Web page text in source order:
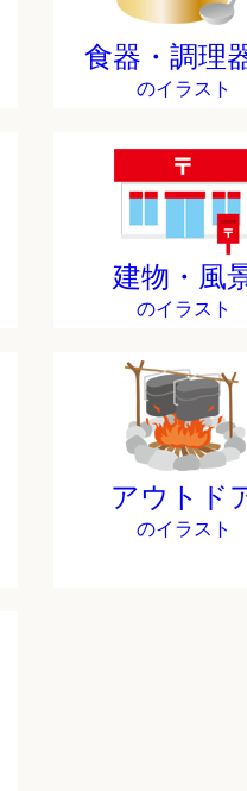
食器・調理
のイラスト
建物・風
のイラスト
アウトド
のイラスト